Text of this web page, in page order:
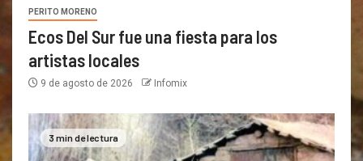
PERITO MORENO
Ecos Del Sur fue una fiesta para los
artistas locales
9 de agosto de 2026 Infomix
3 min de lectura